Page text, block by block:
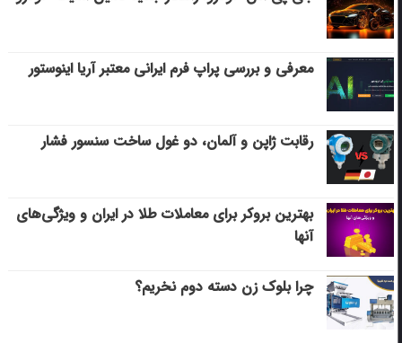
معرفی و بررسی پراپ فرم ایرانی معتبر آریا اینوستور
رقابت ژاپن و آلمان، دو غول ساخت سنسور فشار
بهترین بروکر برای معاملات طلا در ایران و ویژگی‌های
آنها
چرا بلوک زن دسته دوم نخریم؟